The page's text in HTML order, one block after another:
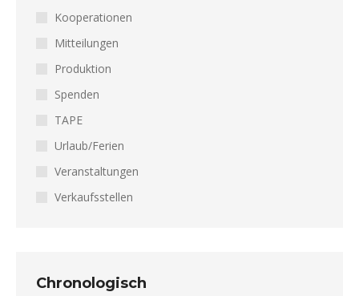
Kooperationen
Mitteilungen
Produktion
Spenden
TAPE
Urlaub/Ferien
Veranstaltungen
Verkaufsstellen
Chronologisch